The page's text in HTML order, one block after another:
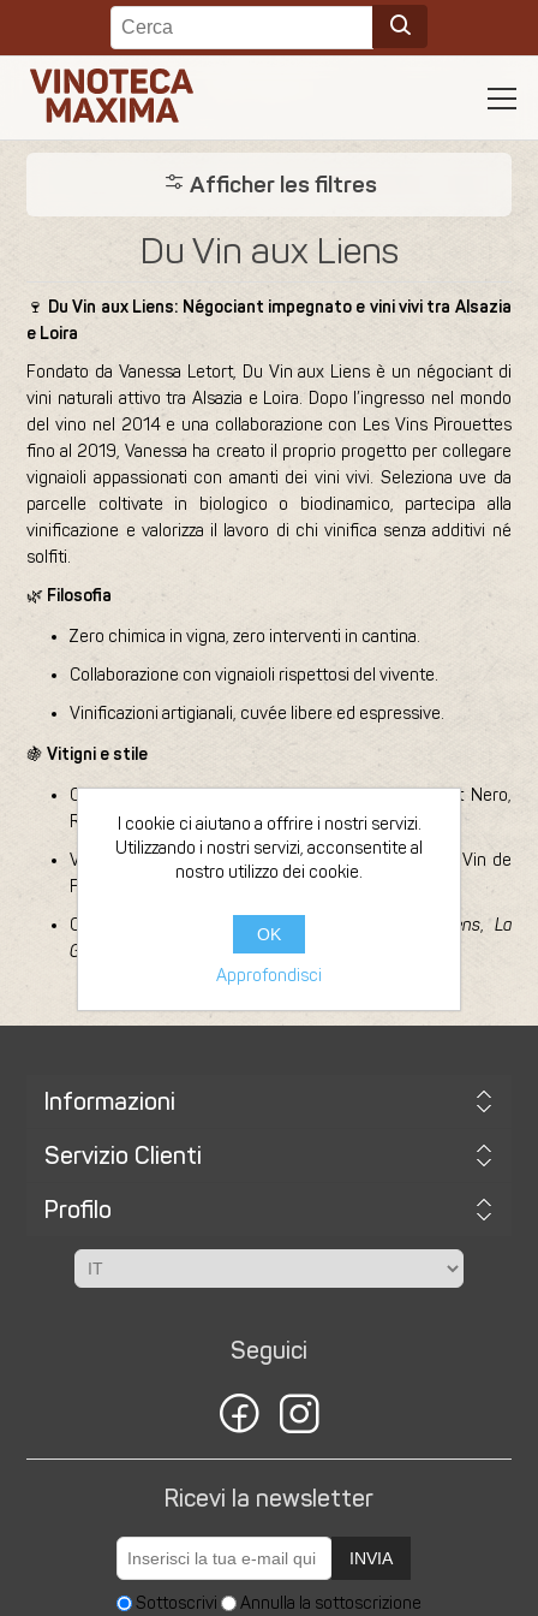
Afficher les filtres
Du Vin aux Liens
🍷 Du Vin aux Liens: Négociant impegnato e vini vivi tra Alsazia
e Loira
Fondato da Vanessa Letort, Du Vin aux Liens è un négociant di
vini naturali attivo tra Alsazia e Loira. Dopo l’ingresso nel mondo
del vino nel 2014 e una collaborazione con Les Vins Pirouettes
fino al 2019, Vanessa ha creato il proprio progetto per collegare
vignaioli appassionati con amanti dei vini vivi. Seleziona uve da
parcelle coltivate in biologico o biodinamico, partecipa alla
vinificazione e valorizza il lavoro di chi vinifica senza additivi né
solfiti.
🌿 Filosofia
Zero chimica in vigna, zero interventi in cantina.
Collaborazione con vignaioli rispettosi del vivente.
Vinificazioni artigianali, cuvée libere ed espressive.
🍇Vitigni e stile
Cabernet Franc, Chardonnay, Chenin, Gamay, Pinot Nero,
Riesling, Sauvignon Blanc, Syrah, Viognier…
Vini rossi, bianchi e frizzanti naturali, spesso come Vin de
France.
Cuvée iconiche:
,Pulpe Les Liens,La
Goulue
Informazioni
Servizio Clienti
Profilo
Seguici
Ricevi la newsletter
INVIA
Sottoscrivi Annulla la sottoscrizione
I cookie ci aiutano a offrire i nostri servizi.
Utilizzando i nostri servizi, acconsentite al
nostro utilizzo dei cookie.
OK
Approfondisci